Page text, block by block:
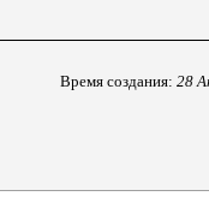
Время создания: 28